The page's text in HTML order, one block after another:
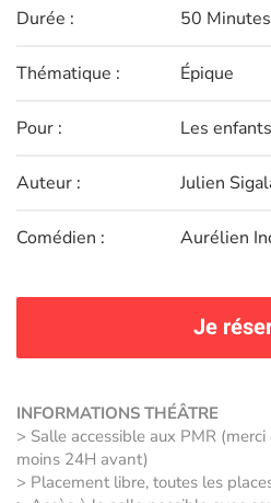
Durée : 50 Minutes
Thématique : Épique
Pour : Les
Auteur : Julien
Comédien : Aurélien
Je
INFORMATIONS THÉÂTRE
> Salle accessible aux PMR
moins 24H avant)
> Placement libre, toutes les